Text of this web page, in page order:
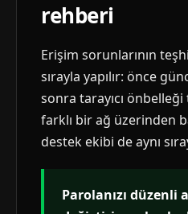
rehberi
Erişim sorunlarının
sırayla yapılır: önce
sonra tarayıcı
farklı bir ağ üzerinden
destek ekibi de aynı
Parolanızı düzenli